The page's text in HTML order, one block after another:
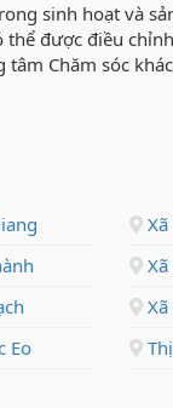
sinh hoạt và
được điều
Chăm sóc
Eo